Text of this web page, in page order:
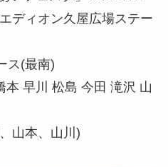
ディオン久屋広場ステー
ス(最南)
本 早川 松島 今田 滝沢 山
山本、山川)